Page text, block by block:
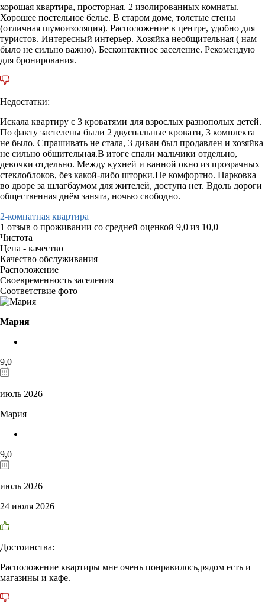
хорошая квартира, просторная. 2 изолированных комнаты.
Хорошее постельное белье. В старом доме, толстые стены
(отличная шумоизоляция). Расположение в центре, удобно для
туристов. Интересный интерьер. Хозяйка необщительная ( нам
было не сильно важно). Бесконтактное заселение. Рекомендую
для бронирования.
Недостатки:
Искала квартиру с 3 кроватями для взрослых разнополых детей.
По факту застелены были 2 двуспальные кровати, 3 комплекта
не было. Спрашивать не стала, 3 диван был продавлен и хозяйка
не сильно общительная.В итоге спали мальчики отдельно,
девочки отдельно. Между кухней и ванной окно из прозрачных
стеклоблоков, без какой-либо шторки.Не комфортно. Парковка
во дворе за шлагбаумом для жителей, доступа нет. Вдоль дороги
общественная днём занята, ночью свободно.
2-комнатная квартира
1 отзыв о проживании со средней оценкой 9,0 из 10,0
Чистота
Цена - качество
Качество обслуживания
Расположение
Своевременность заселения
Соответствие фото
Мария
9,0
июль 2026
Мария
9,0
июль 2026
24 июля 2026
Достоинства:
Расположение квартиры мне очень понравилось,рядом есть и
магазины и кафе.